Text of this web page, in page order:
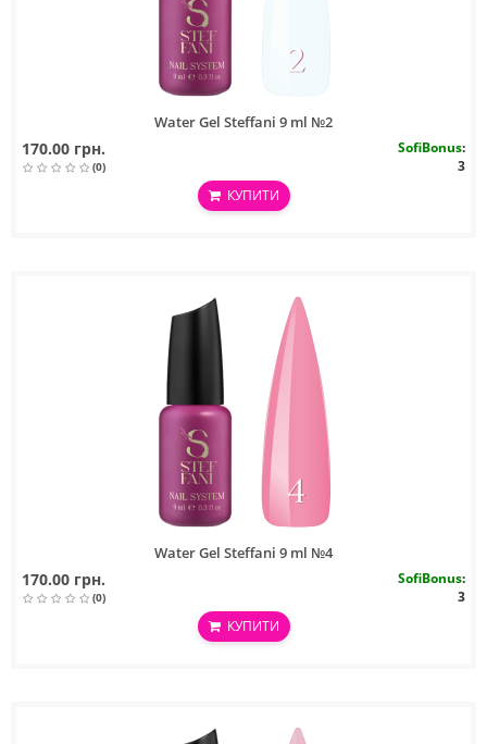
Water Gel Steffani 9 ml №2
170.00 грн.
(0)
SofiBonus:
3
КУПИТИ
Water Gel Steffani 9 ml №4
170.00 грн.
(0)
SofiBonus:
3
КУПИТИ